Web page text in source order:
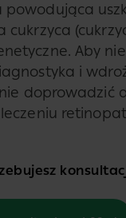
cukrzyca
Aby
i
doprowadzić